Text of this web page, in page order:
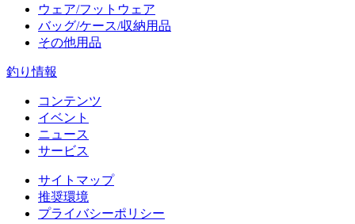
ウェア/フットウェア
バッグ/ケース/収納用品
その他用品
釣り情報
コンテンツ
イベント
ニュース
サービス
サイトマップ
推奨環境
プライバシーポリシー